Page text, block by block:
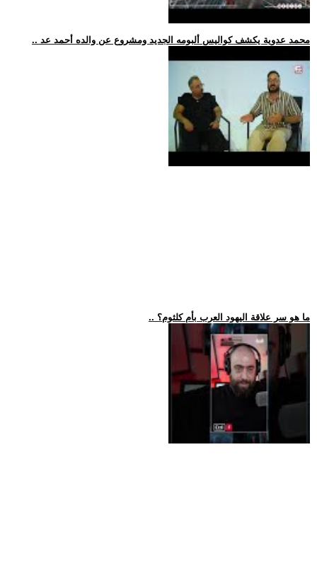
.. محمد عدوية يكشف كواليس ألبومه الجديد ومشروع عن والده أحمد عد
.. ما هو سر علاقة اليهود العرب بأم كلثوم؟